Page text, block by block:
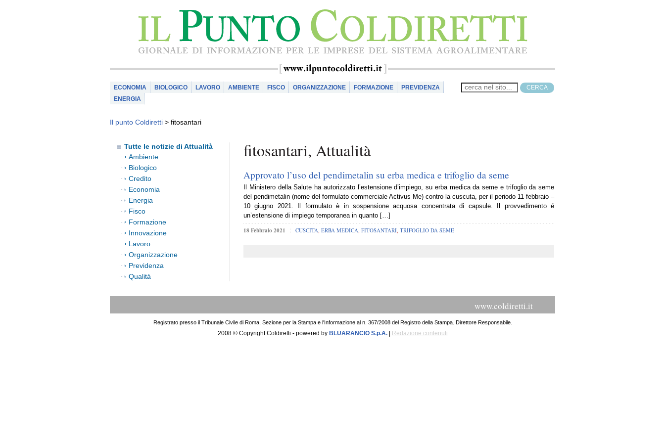
ECONOMIA BIOLOGICO LAVORO AMBIENTE FISCO ORGANIZZAZIONE FORMAZIONE
PREVIDENZA
ENERGIA
Il punto Coldiretti > fitosantari
Tutte le notizie di Attualità
Ambiente
Biologico
Credito
Economia
Energia
Fisco
Formazione
Innovazione
Lavoro
Organizzazione
Previdenza
Qualità
fitosantari, Attualità
Approvato l’uso del pendimetalin su erba medica e trifoglio da seme
Il Ministero della Salute ha autorizzato l’estensione d’impiego, su erba medica da seme e trifoglio da seme
del pendimetalin (nome del formulato commerciale Activus Me) contro la cuscuta, per il periodo 11 febbraio –
10 giugno 2021. Il formulato è in sospensione acquosa concentrata di capsule. Il provvedimento é
un’estensione di impiego temporanea in quanto […]
18 Febbraio 2021 CUSCITA ERBA MEDICA FITOSANTARI TRIFOGLIO DA SEME
www.coldiretti.it
Registrato presso il Tribunale Civile di Roma, Sezione per la Stampa e l'Informazione al n. 367/2008 del Registro della Stampa. Direttore Responsabile.
2008 © Copyright Coldiretti - powered by BLUARANCIO S.p.A.| Redazione contenuti